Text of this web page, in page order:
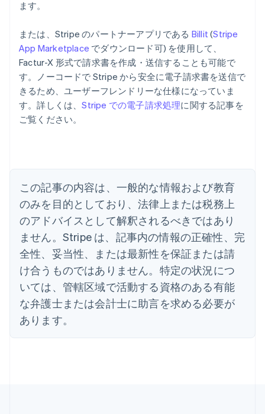
ます。
または、Stripe のパートナーアプリである Billit (Stripe
App Marketplace でダウンロード可) を使用して、
Factur-X 形式で請求書を作成・送信することも可能で
す。ノーコードで Stripe から安全に電子請求書を送信で
きるため、ユーザーフレンドリーな仕様になっていま
す。詳しくは、Stripe での電子請求処理に関する記事を
ご覧ください。
この記事の内容は、一般的な情報および教育
のみを目的としており、法律上または税務上
のアドバイスとして解釈されるべきではあり
ません。Stripe は、記事内の情報の正確性、完
全性、妥当性、または最新性を保証または請
け合うものではありません。特定の状況につ
いては、管轄区域で活動する資格のある有能
な弁護士または会計士に助言を求める必要が
あります。
アイルランド
English
アメリカ
EnglishEspañol 简体中文
アラブ首長国連邦
インド
English
エストニア
English
オーストラリア
オーストリア
DeutschEnglish
オランダ
Nederlands English
カナダ
EnglishFrançais
キプロス
English